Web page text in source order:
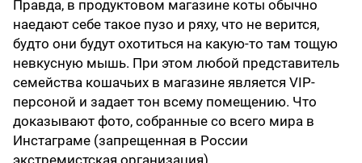
Правда, в продуктовом магазине коты обычно
наедают себе такое пузо и ряху, что не верится,
будто они будут охотиться на какую-то там тощую
невкусную мышь. При этом любой представитель
семейства кошачьих в магазине является VIP-
персоной и задает тон всему помещению. Что
доказывают фото, собранные со всего мира в
Инстаграме (запрещенная в России
экстремистская организация)